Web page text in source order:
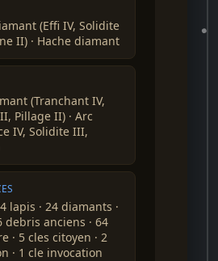
(Effi IV, Solidite
II) · Hache diamant
(Tranchant IV,
Pillage II) · Arc
IV, Solidite III,
lapis · 24 diamants ·
debris anciens · 64
· 5 cles citoyen · 2
· 1 cle invocation